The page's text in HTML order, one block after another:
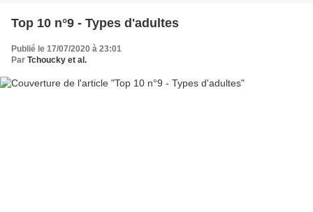
Top 10 n°9 - Types d'adultes
Publié le 17/07/2020 à 23:01
Par Tchoucky et al.